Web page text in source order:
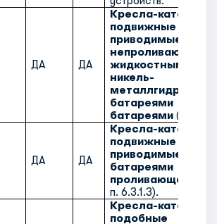
ДА ДА
Кресла-каталки/
подвижные
приводимые в
жидкостными
никель-
батареями
батареями (см. п.
ДА ДА
Кресла-каталки
подвижные
приводимые в
батареями
проливающегося
п. 6.3.1.3).
Кресла-каталки
подобные